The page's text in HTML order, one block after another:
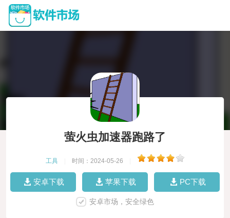
萤火虫加速器跑路了
工具 时间：2024-05-26
安卓下载 苹果下载 PC下载
安卓市场，安全绿色